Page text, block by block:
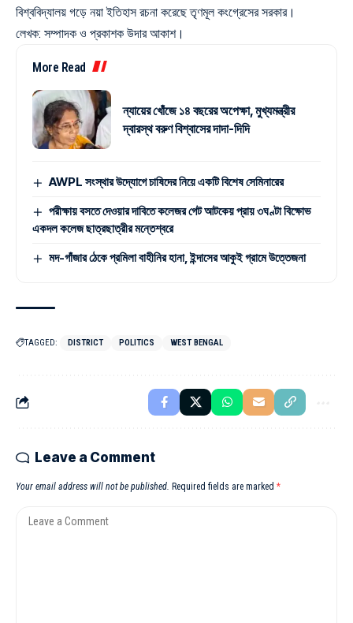
বিশ্ববিদ্যালয় গড়ে নয়া ইতিহাস রচনা করেছে তৃণমূল কংগ্রেসের সরকার।
লেখক: সম্পাদক ও প্রকাশক উদার আকাশ।
More Read
ন্যায়ের খোঁজে ১৪ বছরের অপেক্ষা, মুখ্যমন্ত্রীর
দ্বারস্থ বরুণ বিশ্বাসের দাদা-দিদি
AWPL সংস্থার উদ্যোগে চাষিদের নিয়ে একটি বিশেষ সেমিনারের
পরীক্ষায় বসতে দেওয়ার দাবিতে কলেজর গেট আটকেয় প্রায় ৩ঘণ্টা বিক্ষোভ
একদল কলেজ ছাত্রছাত্রীর মন্তেশ্বরে
মদ-গাঁজার ঠেকে প্রমিলা বাহীনির হানা, ইন্দাসের আকুই গ্রামে উত্তেজনা
TAGGED: DISTRICT POLITICS WEST BENGAL
Leave a Comment
Your email address will not be published. Required fields are marked *